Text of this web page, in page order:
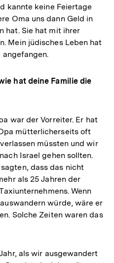
kannte keine Feiertage
Oma uns dann Geld in
hat. Sie hat mit ihrer
Mein jüdisches Leben hat
hat deine Familie die
war der Vorreiter. Er hat
mütterlicherseits oft
müssten und wir
Israel gehen sollten.
dass das nicht
als 25 Jahren der
Wenn
würde, wäre er
Solche Zeiten waren das
als wir ausgewandert